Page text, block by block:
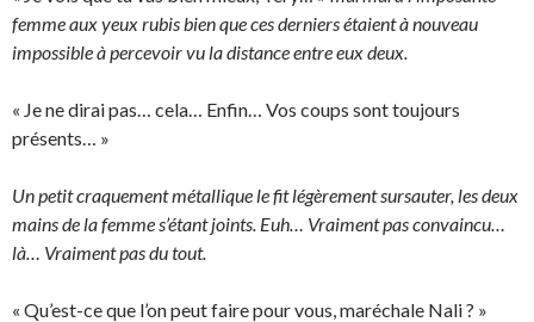
femme aux yeux rubis bien que ces derniers étaient à nouveau
impossible à percevoir vu la distance entre eux deux.
« Je ne dirai pas… cela… Enfin… Vos coups sont toujours
présents… »
Un petit craquement métallique le fit légèrement sursauter, les deux
mains de la femme s’étant joints. Euh… Vraiment pas convaincu…
là… Vraiment pas du tout.
« Qu’est-ce que l’on peut faire pour vous, maréchale Nali ? »